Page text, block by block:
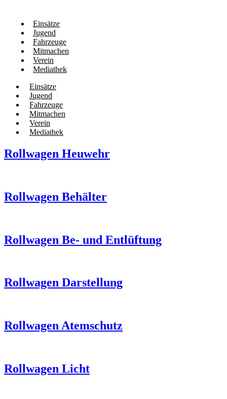
Einsätze
Jugend
Fahrzeuge
Mitmachen
Verein
Mediathek
Einsätze
Jugend
Fahrzeuge
Mitmachen
Verein
Mediathek
Rollwagen Heuwehr
Rollwagen Behälter
Rollwagen Be- und Entlüftung
Rollwagen Darstellung
Rollwagen Atemschutz
Rollwagen Licht